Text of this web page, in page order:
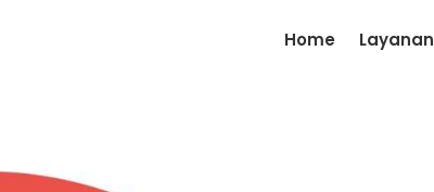
Home Layanan